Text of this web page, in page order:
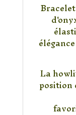
La
position